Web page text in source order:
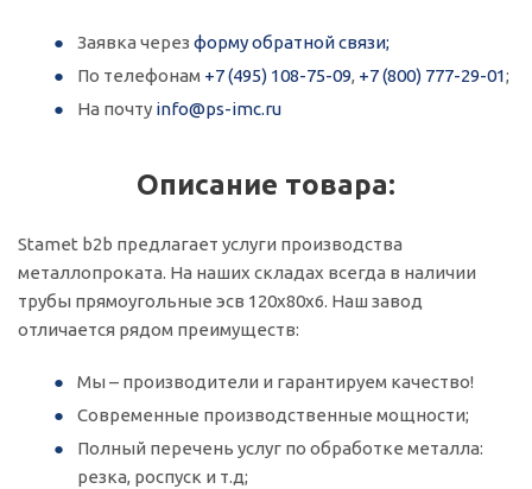
Заявка через форму обратной связи;
По телефонам +7 (495) 108-75-09, +7 (800) 777-29-01;
На почту info@ps-imc.ru
Описание товара:
Stamet b2b предлагает услуги производства
металлопроката. На наших складах всегда в наличии
трубы прямоугольные эсв 120х80х6. Наш завод
отличается рядом преимуществ:
Мы – производители и гарантируем качество!
Современные производственные мощности;
Полный перечень услуг по обработке металла:
резка, роспуск и т.д;